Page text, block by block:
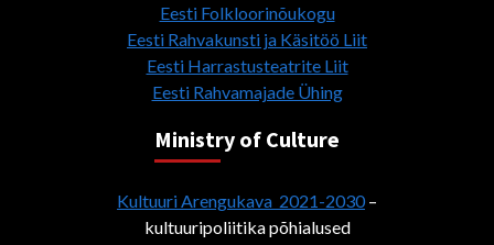
Eesti Folkloorinõukogu
Eesti Rahvakunsti ja Käsitöö Liit
Eesti Harrastusteatrite Liit
Eesti Rahvamajade Ühing
Ministry of Culture
Kultuuri Arengukava 2021-2030–
kultuuripoliitika põhialused